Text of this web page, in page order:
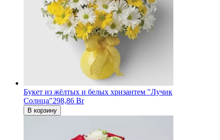
Букет из жёлтых и белых хризантем "Лучик
Солнца"298,86 Br
В корзину